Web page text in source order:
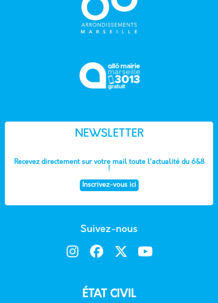
NEWSLETTER
Recevez directement sur votre mail toute l'actualité du 6&8
!
Inscrivez-vous ici
Suivez-nous
ÉTAT CIVIL